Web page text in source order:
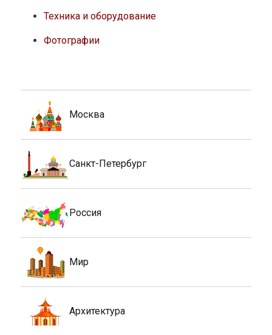
Техника и оборудование
Фотографии
Москва
Санкт-Петербург
Россия
Мир
Архитектура